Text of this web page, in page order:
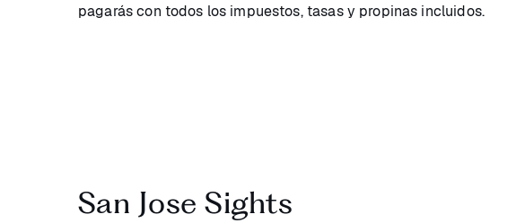
pagarás con todos los impuestos, tasas y propinas incluidos.
San Jose Sights